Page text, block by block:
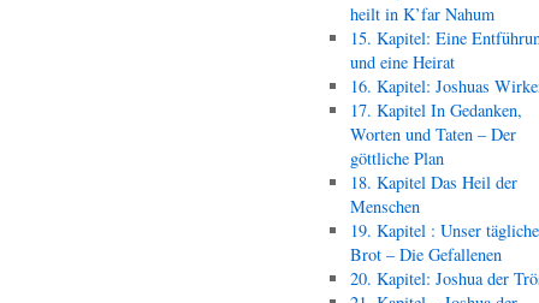
heilt in K’far Nahum
15. Kapitel: Eine
und eine Heirat
16. Kapitel: Joshuas
17. Kapitel In Gedanken,
Worten und Taten – Der
göttliche Plan
18. Kapitel Das Heil der
Menschen
19. Kapitel : Unser
Brot – Die Gefallenen
20. Kapitel: Joshua der